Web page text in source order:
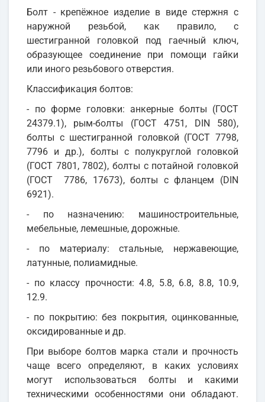
Болт - крепёжное изделие в виде стержня с
наружной резьбой, как правило, с
шестигранной головкой под гаечный ключ,
образующее соединение при помощи гайки
или иного резьбового отверстия.
Классификация болтов:
- по форме головки: анкерные болты (ГОСТ
24379.1), рым-болты (ГОСТ 4751, DIN 580),
болты с шестигранной головкой (ГОСТ 7798,
7796 и др.), болты с полукруглой головкой
(ГОСТ 7801, 7802), болты с потайной головкой
(ГОСТ 7786, 17673), болты с фланцем (DIN
6921).
- по назначению: машиностроительные,
мебельные, лемешные, дорожные.
- по материалу: стальные, нержавеющие,
латунные, полиамидные.
- по классу прочности: 4.8, 5.8, 6.8, 8.8, 10.9,
12.9.
- по покрытию: без покрытия, оцинкованные,
оксидированные и др.
При выборе болтов марка стали и прочность
чаще всего определяют, в каких условиях
могут использоваться болты и какими
техническими особенностями они обладают.